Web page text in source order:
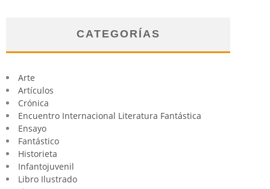
CATEGORÍAS
Arte
Artículos
Crónica
Encuentro Internacional Literatura Fantástica
Ensayo
Fantástico
Historieta
Infantojuvenil
Libro Ilustrado